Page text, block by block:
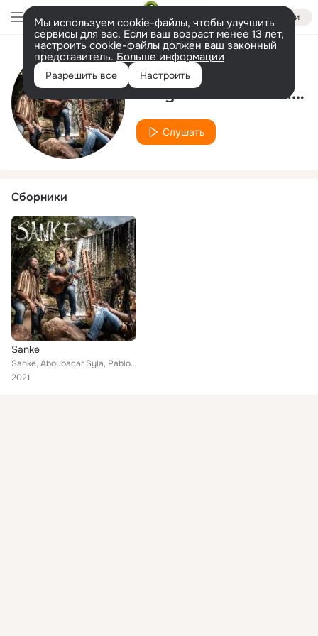
Войти
Мы используем cookie-файлы, чтобы улучшить
сервисы для вас. Если ваш возраст менее 13 лет,
настроить cookie-файлы должен ваш законный
представитель. Больше информации
Разрешить все Настроить
Исполнитель
Miky Moreno Paniagua
Слушать
Сборники
Sanke
Sanke, Aboubacar Syla, Pablo del Fresno, Miky Moreno Paniagua
2021